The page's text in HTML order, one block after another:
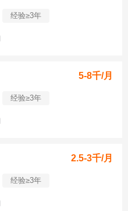
经验≥3年
5-8千/月
经验≥3年
2.5-3千/月
经验≥3年